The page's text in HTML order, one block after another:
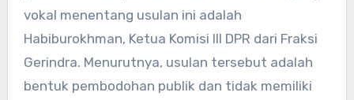
vokal menentang usulan ini adalah
Habiburokhman, Ketua Komisi III DPR dari Fraksi
Gerindra. Menurutnya, usulan tersebut adalah
bentuk pembodohan publik dan tidak memiliki